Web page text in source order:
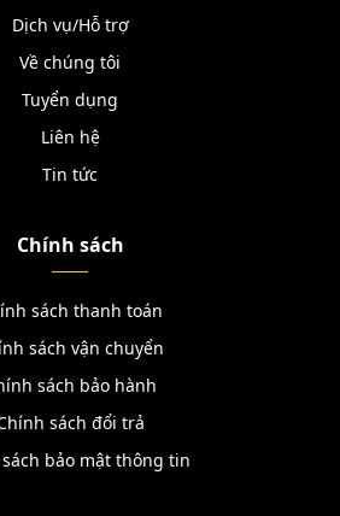
Dịch vụ/Hỗ trợ
Về chúng tôi
Tuyển dụng
Liên hệ
Tin tức
Chính sách
sách thanh toán
sách vận chuyển
sách bảo hành
sách đổi trả
bảo mật thông tin